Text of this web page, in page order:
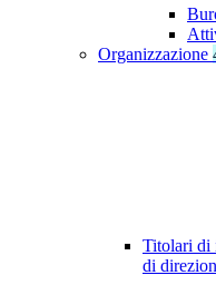
Organizzazione
Titolari di
di